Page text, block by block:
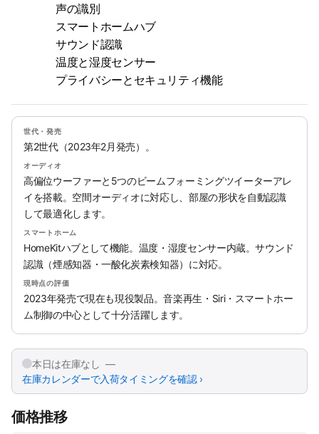
声の識別
スマートホームハブ
サウンド認識
温度と湿度センサー
プライバシーとセキュリティ機能
世代・発売
第2世代（2023年2月発売）。
オーディオ
高偏位ウーファーと5つのビームフォーミングツイーターアレ
イを搭載。空間オーディオに対応し、部屋の形状を自動認識
して最適化します。
スマートホーム
HomeKitハブとして機能。温度・湿度センサー内蔵。サウンド
認識（煙感知器・一酸化炭素検知器）に対応。
現時点の評価
2023年発売で現在も現役製品。音楽再生・Siri・スマートホー
ム制御の中心として十分活躍します。
本日は在庫なし —
在庫カレンダーで入荷タイミングを確認 ›
価格推移